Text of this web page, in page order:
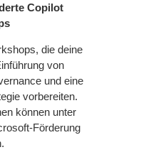
Copilot
die deine
von
und eine
vorbereiten.
können unter
Förderung